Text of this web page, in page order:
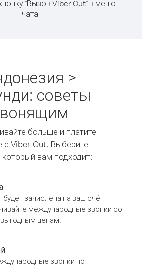
"Вызов Viber Out" в меню
чата
>
советы
больше и платите
с Viber Out. Выберите
который вам подходит:
зачислена на ваш счёт
международные звонки со
выгодным ценам.
звонки по